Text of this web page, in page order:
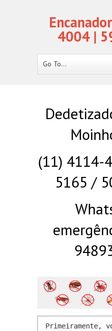
4004 |
Go To...
(11) 4114-
5165 /
Primeiramente,